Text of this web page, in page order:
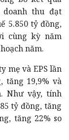
thu đạt
5.850 tỷ đồng,
cùng kỳ năm
năm.
mẹ và EPS lần
tăng 19,9% và
Như vậy, tính
tỷ đồng, tăng
tăng 22% so